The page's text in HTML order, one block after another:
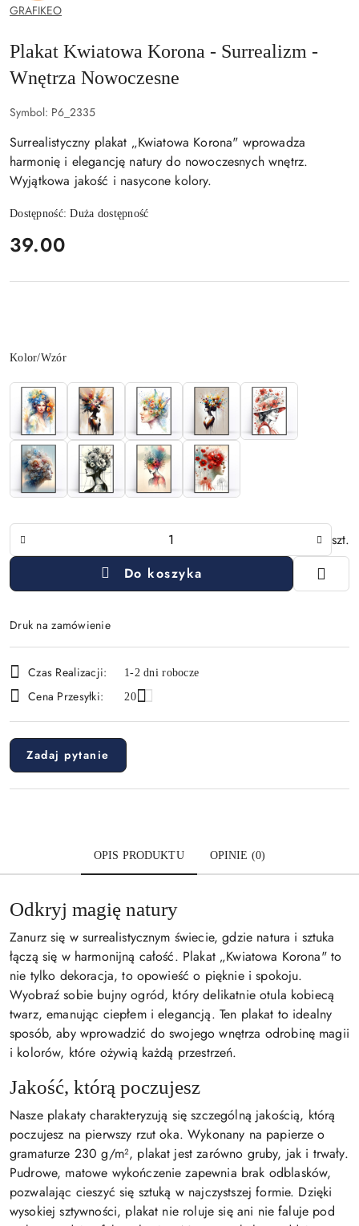
GRAFIKEO
Plakat Kwiatowa Korona - Surrealizm -
Wnętrza Nowoczesne
Symbol: P6_2335
Surrealistyczny plakat „Kwiatowa Korona" wprowadza
harmonię i elegancję natury do nowoczesnych wnętrz.
Wyjątkowa jakość i nasycone kolory.
Dostępność:Duża dostępność
cena:
39.00
Wariant
Kolor/Wzór
szt.
Do koszyka
Druk na zamówienie
i
dostawa
Czas Realizacji: 1-2 dni robocze
Cena Przesyłki: 20
Zadaj pytanie
OPIS PRODUKTU OPINIE (0)
Odkryj magię natury
Zanurz się w surrealistycznym świecie, gdzie natura i sztuka
łączą się w harmonijną całość. Plakat „Kwiatowa Korona" to
nie tylko dekoracja, to opowieść o pięknie i spokoju.
Wyobraź sobie bujny ogród, który delikatnie otula kobiecą
twarz, emanując ciepłem i elegancją. Ten plakat to idealny
sposób, aby wprowadzić do swojego wnętrza odrobinę magii
i kolorów, które ożywią każdą przestrzeń.
Jakość, którą poczujesz
Nasze plakaty charakteryzują się szczególną jakością, którą
poczujesz na pierwszy rzut oka. Wykonany na papierze o
gramaturze 230 g/m², plakat jest zarówno gruby, jak i trwały.
Pudrowe, matowe wykończenie zapewnia brak odblasków,
pozwalając cieszyć się sztuką w najczystszej formie. Dzięki
wysokiej sztywności, plakat nie roluje się ani nie faluje pod